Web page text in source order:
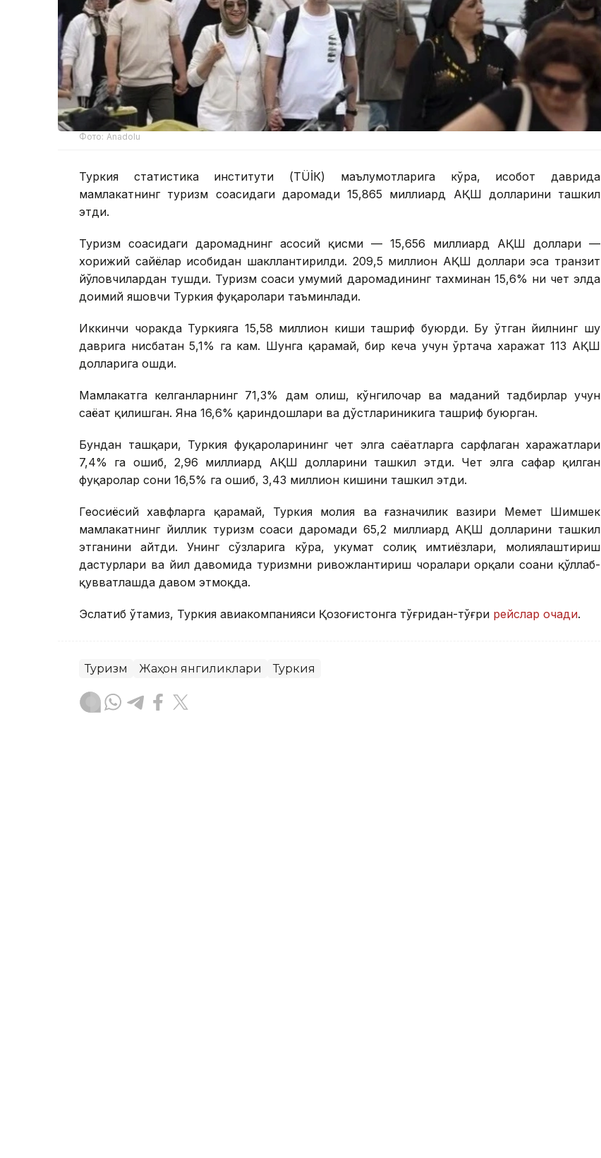
Фото: Anadolu
Туркия статистика институти (ТÜİК) маълумотларига кўра, ҳисобот даврида
мамлакатнинг туризм соҳасидаги даромади 15,865 миллиард АҚШ долларини ташкил
этди.
Туризм соҳасидаги даромаднинг асосий қисми — 15,656 миллиард АҚШ доллари —
хорижий сайёҳлар ҳисобидан шакллантирилди. 209,5 миллион АҚШ доллари эса транзит
йўловчилардан тушди. Туризм соҳаси умумий даромадининг тахминан 15,6% ни чет элда
доимий яшовчи Туркия фуқаролари таъминлади.
Иккинчи чоракда Туркияга 15,58 миллион киши ташриф буюрди. Бу ўтган йилнинг шу
даврига нисбатан 5,1% га кам. Шунга қарамай, бир кеча учун ўртача харажат 113 АҚШ
долларига ошди.
Мамлакатга келганларнинг 71,3% дам олиш, кўнгилочар ва маданий тадбирлар учун
саёҳат қилишган. Яна 16,6% қариндошлари ва дўстлариникига ташриф буюрган.
Бундан ташқари, Туркия фуқароларининг чет элга саёҳатларга сарфлаган харажатлари
7,4% га ошиб, 2,96 миллиард АҚШ долларини ташкил этди. Чет элга сафар қилган
фуқаролар сони 16,5% га ошиб, 3,43 миллион кишини ташкил этди.
Геосиёсий хавфларга қарамай, Туркия молия ва ғазначилик вазири Меҳмет Шимшек
мамлакатнинг йиллик туризм соҳаси даромади 65,2 миллиард АҚШ долларини ташкил
этганини айтди. Унинг сўзларига кўра, ҳукумат солиқ имтиёзлари, молиялаштириш
дастурлари ва йил давомида туризмни ривожлантириш чоралари орқали соҳани қўллаб-
қувватлашда давом этмоқда.
Эслатиб ўтамиз, Туркия авиакомпанияси Қозоғистонга тўғридан-тўғри рейслар очади.
Туризм Жаҳон янгиликлари Туркия